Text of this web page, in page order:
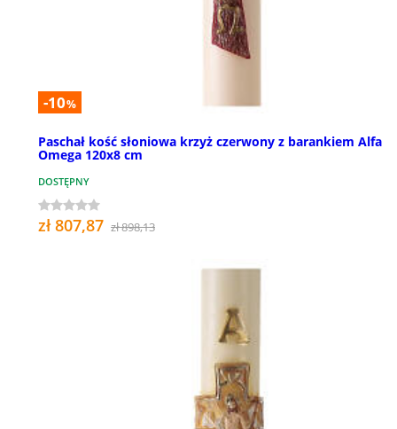
-10%
Paschał kość słoniowa krzyż czerwony z barankiem Alfa
Omega 120x8 cm
DOSTĘPNY
zł 807,87 zł 898,13